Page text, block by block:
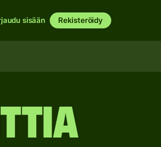
sisään Rekisteröidy